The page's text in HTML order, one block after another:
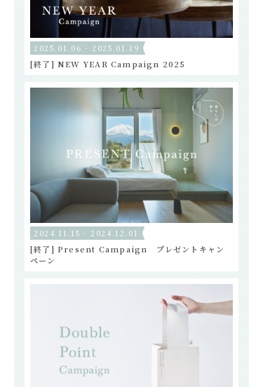
2025.01.06 - 2025.01.19
[終了] NEW YEAR Campaign 2025
2024.11.15 - 2024.12.01
[終了] Present Campaign プレゼントキャン
ペーン